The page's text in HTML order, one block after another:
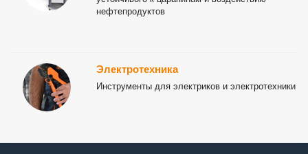
нефтепродуктов
Электротехника
Инструменты для электриков и электротехники